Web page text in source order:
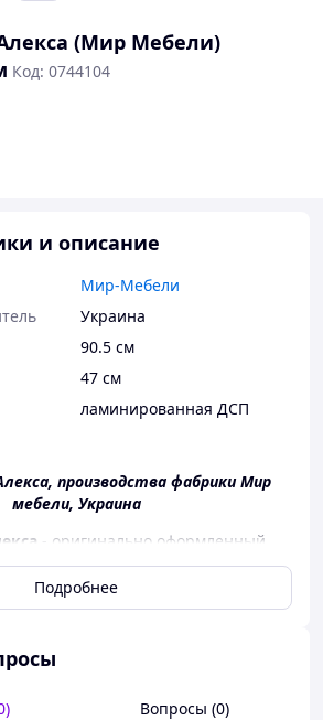
(Мир Мебели)
Код: 0744104
и описание
Мир-Мебели
Украина
90.5 см
47 см
ламинированная ДСП
производства фабрики Мир
мебели, Украина
- оригинально оформленный,
мебели для спальни.
шесть выдвижных ящиков
выдвижения, может
и др.,
толщиной 16 мм в
Подробнее
Вопросы (0)